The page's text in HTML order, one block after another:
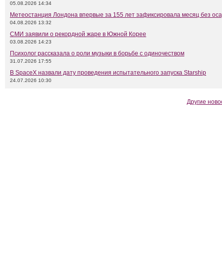
05.08.2026 14:34
Метеостанция Лондона впервые за 155 лет зафиксировала месяц без
04.08.2026 13:32
СМИ заявили о рекордной жаре в Южной Корее
03.08.2026 14:23
Психолог рассказала о роли музыки в борьбе с одиночеством
31.07.2026 17:55
В SpaceX назвали дату проведения испытательного запуска Starship
24.07.2026 10:30
Другие